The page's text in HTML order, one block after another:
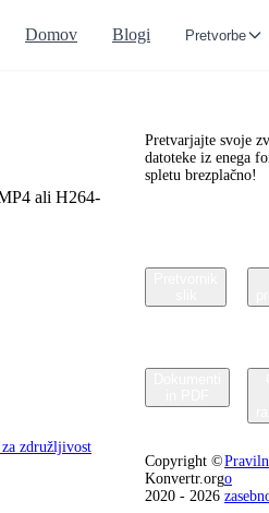
=
Domov Blogi Pretvorbe
ali H264-
združljivost
Pretvarjajte svoje
datoteke iz enega
spletu brezplačno!
Copyright ©
Konvertr.org
2020 - 2026
o